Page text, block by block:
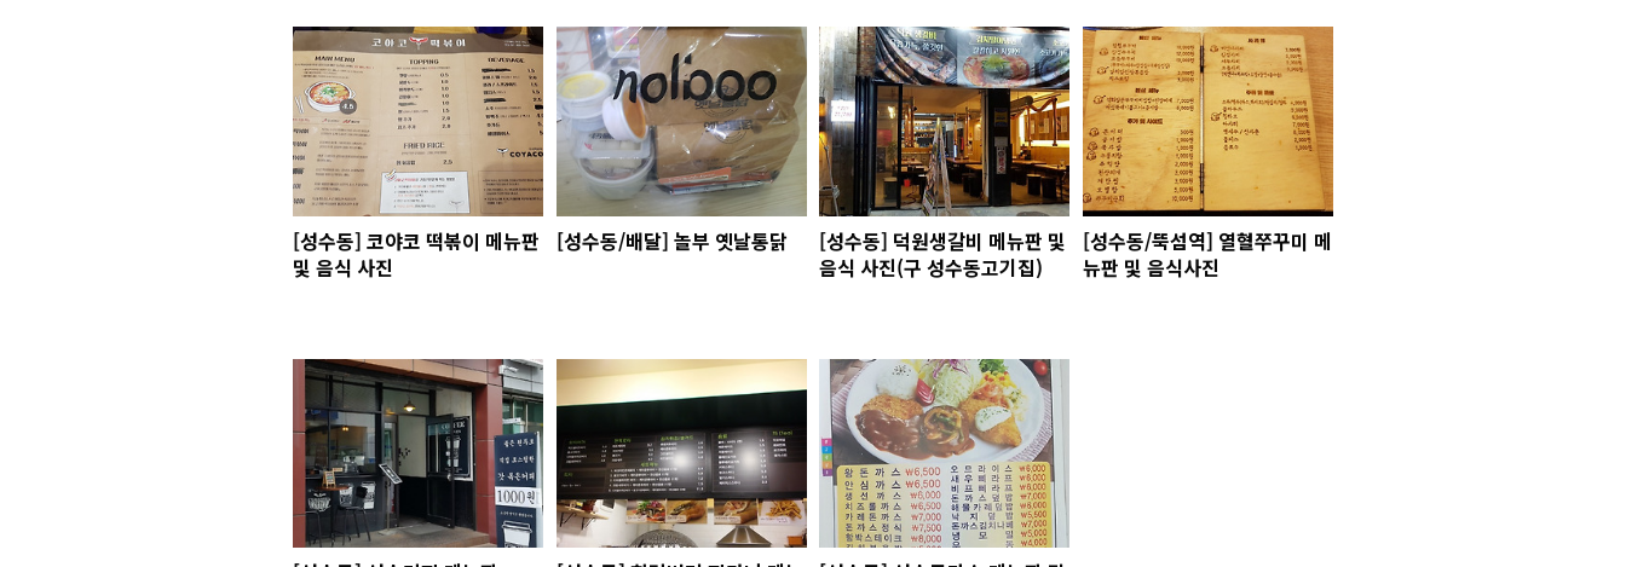
[성수동] 코야코 떡볶이 메뉴판
및 음식 사진
[성수동/배달] 놀부 옛날통닭
[성수동] 덕원생갈비 메뉴판 및
음식 사진(구 성수동고기집)
[성수동/뚝섬역] 열혈쭈꾸미 메
뉴판 및 음식사진